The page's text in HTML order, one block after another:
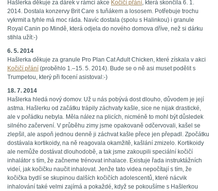
Hašlerka děkuje za dárek v rámci akce Kočičí přání, která skončila 6. 1.
2014. Dostala konzervy Brit Care s tuňákem a lososem. Potřebuje trochu
vykrmit a tyhle má moc ráda. Navíc dostala (spolu s Halinkou) i granule
Royal Canin po Mindě, která odjela do nového domova dříve, než si dárku
stihla užít:-)
6. 5. 2014
Hašlerka děkuje za granule Pro Plan Cat Adult Chicken, které získala v akci
Kočičí přání (proběhlo 1.–15. 5. 2014). Bude se o ně asi muset podělit s
Trumpetou, který při focení asistoval:-)
18. 7. 2014
Hašlerka hledá nový domov. Už u nás pobývá dost dlouho, důvodem je její
astma. Hašlerku od začátku trápily záchvaty kašle, sice ne nijak drastické,
ale v pořádku nebyla. Měla nález na plicích, nicméně to mohl být důsledek
silného začervení. V průběhu zimy jsme opakovaně odčervovali, kašel se
zlepšil, ale aspoň jednou denně ji záchvat kašle přece jen přepadl. Zpočátku
dostávala kortikoidy, na ně reagovala okamžitě, kašlání zmizelo. Kortikoidy
ale nemůže dostávat dlouhodobě, a tak jsme zakoupili speciální kočičí
inhalátor s tím, že začneme trénovat inhalace. Existuje řada instruktážních
videí, jak kočičku naučit inhalovat. Jenže tato videa nepočítají s tím, že
kočička bydlí se skupinou dalších kočičích adolescentů, které nácvik
inhalování také velmi zajímá a pokaždé, když se pokoušíme s Hašlerkou